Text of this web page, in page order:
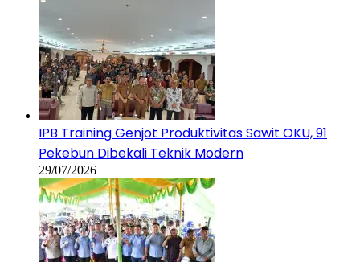
IPB Training Genjot Produktivitas Sawit OKU, 91
Pekebun Dibekali Teknik Modern
29/07/2026